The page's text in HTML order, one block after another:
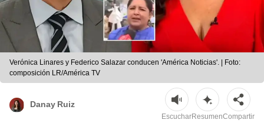
Verónica Linares y Federico Salazar conducen 'América Noticias'. | Foto:
composición LR/América TV
Danay Ruiz
EscucharResumenCompartir